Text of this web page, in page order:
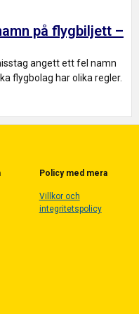
på flygbiljett –
angett ett fel namn
flygbolag har olika regler.
Policy med mera
Villkor och
integritetspolicy